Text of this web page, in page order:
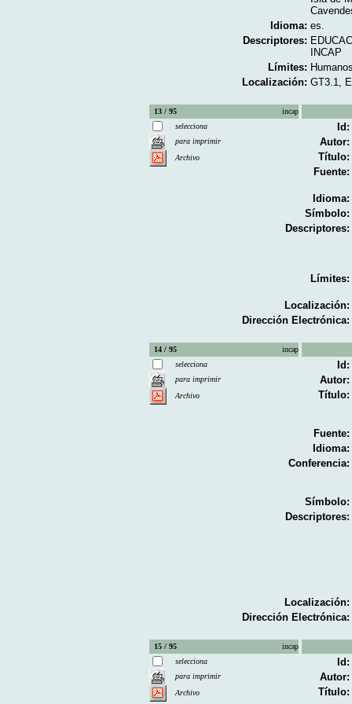
Idioma: es.
Descriptores:
INCAP
Límites:
Localización: GT3.1,
13 / 95
incap
selecciona
para imprimir
Archivo
Id:
Autor:
Título:
Fuente:
Idioma:
Símbolo:
Descriptores:
Límites:
Localización:
Dirección Electrónica:
14 / 95
incap
selecciona
para imprimir
Archivo
Id:
Autor:
Título:
Fuente:
Idioma:
Conferencia:
Símbolo:
Descriptores:
Localización:
Dirección Electrónica:
15 / 95
incap
selecciona
para imprimir
Archivo
Id:
Autor:
Título: